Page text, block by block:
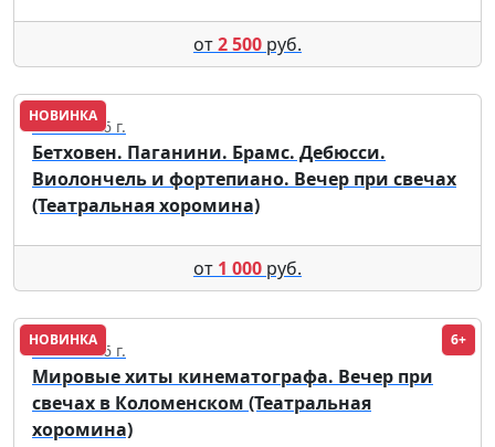
от2 500 руб.
НОВИНКА
12.09.2026 г.
Бетховен. Паганини. Брамс. Дебюсси.
Виолончель и фортепиано. Вечер при свечах
(Театральная хоромина)
от 1 000 руб.
НОВИНКА 6+
05.09.2026 г.
Мировые хиты кинематографа. Вечер при
свечах в Коломенском (Театральная
хоромина)